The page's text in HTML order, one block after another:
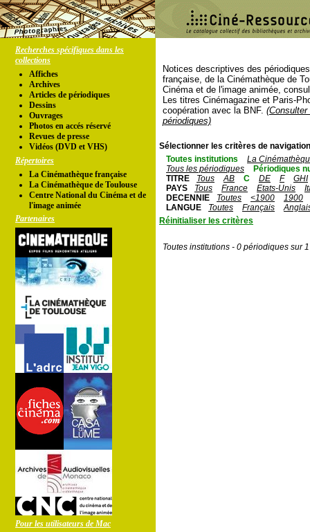
Recherches spécifiques dans les
collections
Affiches
Archives
Articles de périodiques
Dessins
Ouvrages
Photos en accés réservé
Revues de presse
Vidéos (DVD et VHS)
Répertoires
La Cinémathèque française
La Cinémathèque de Toulouse
Centre National du Cinéma et de
l'image animée
Partenaires
Pour les utilisateurs de Mac
Notices descriptives des
française, de la Cinémathèque de
Cinéma et de l'image animée,
Les titres Cinémagazine et Paris-
coopération avec la BNF.
périodiques)
Sélectionner les critères de
Toutes institutions
La
Tous les périodiques
Périodiques
TITRE
Tous AB C DE F
GHI
PAYS
Tous France Etats-Unis
DECENNIE
Toutes <1900
1900
LANGUE
Toutes Français
Réinitialiser les critères
Toutes institutions - 0 périodiques sur